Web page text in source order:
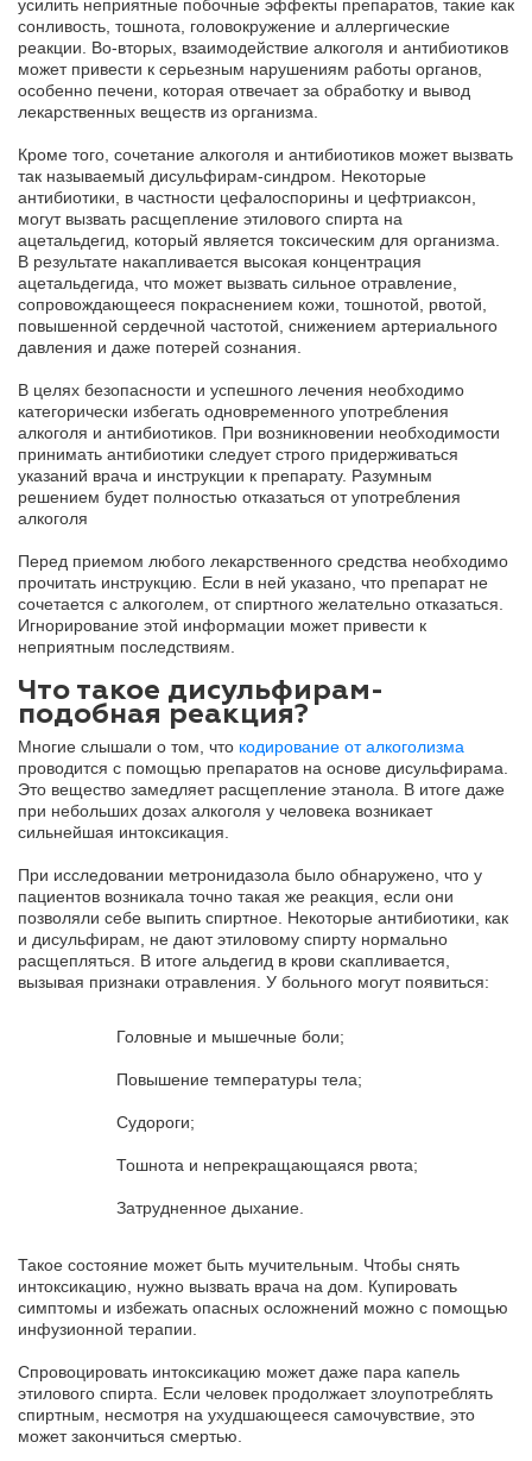
усилить неприятные побочные эффекты препаратов, такие как
сонливость, тошнота, головокружение и аллергические
реакции. Во-вторых, взаимодействие алкоголя и антибиотиков
может привести к серьезным нарушениям работы органов,
особенно печени, которая отвечает за обработку и вывод
лекарственных веществ из организма.
Кроме того, сочетание алкоголя и антибиотиков может вызвать
так называемый дисульфирам-синдром. Некоторые
антибиотики, в частности цефалоспорины и цефтриаксон,
могут вызвать расщепление этилового спирта на
ацетальдегид, который является токсическим для организма.
В результате накапливается высокая концентрация
ацетальдегида, что может вызвать сильное отравление,
сопровождающееся покраснением кожи, тошнотой, рвотой,
повышенной сердечной частотой, снижением артериального
давления и даже потерей сознания.
В целях безопасности и успешного лечения необходимо
категорически избегать одновременного употребления
алкоголя и антибиотиков. При возникновении необходимости
принимать антибиотики следует строго придерживаться
указаний врача и инструкции к препарату. Разумным
решением будет полностью отказаться от употребления
алкоголя
Перед приемом любого лекарственного средства необходимо
прочитать инструкцию. Если в ней указано, что препарат не
сочетается с алкоголем, от спиртного желательно отказаться.
Игнорирование этой информации может привести к
неприятным последствиям.
Что такое дисульфирам-
подобная реакция?
Многие слышали о том, что кодирование от алкоголизма
проводится с помощью препаратов на основе дисульфирама.
Это вещество замедляет расщепление этанола. В итоге даже
при небольших дозах алкоголя у человека возникает
сильнейшая интоксикация.
При исследовании метронидазола было обнаружено, что у
пациентов возникала точно такая же реакция, если они
позволяли себе выпить спиртное. Некоторые антибиотики, как
и дисульфирам, не дают этиловому спирту нормально
расщепляться. В итоге альдегид в крови скапливается,
вызывая признаки отравления. У больного могут появиться:
Головные и мышечные боли;
Повышение температуры тела;
Судороги;
Тошнота и непрекращающаяся рвота;
Затрудненное дыхание.
Такое состояние может быть мучительным. Чтобы снять
интоксикацию, нужно вызвать врача на дом. Купировать
симптомы и избежать опасных осложнений можно с помощью
инфузионной терапии.
Спровоцировать интоксикацию может даже пара капель
этилового спирта. Если человек продолжает злоупотреблять
спиртным, несмотря на ухудшающееся самочувствие, это
может закончиться смертью.